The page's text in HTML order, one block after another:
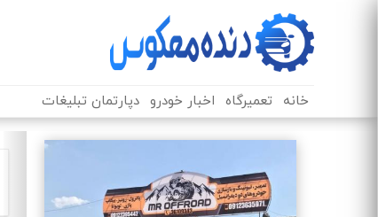
خانه
تعمیرگاه اخبار خودرو دپارتمان تبلیغات